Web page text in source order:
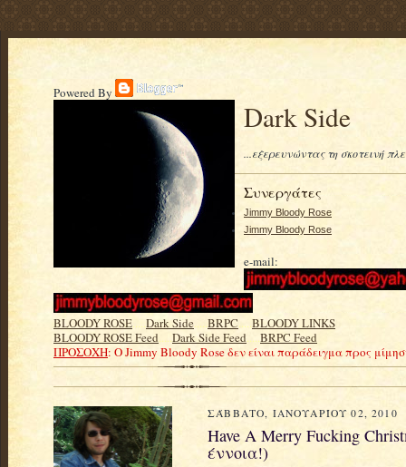
Powered By
Dark Side
...εξερευνώντας τη σκοτεινή
Συνεργάτες
Jimmy Bloody Rose
Jimmy Bloody Rose
e-mail:
BLOODY ROSE.....Dark Side.....BRPC.....BLOODY LINKS
BLOODY ROSE Feed.....Dark Side Feed.....BRPC Feed
ΠΡΟΣΟΧΗ: Ο Jimmy Bloody Rose δεν είναι παράδειγμα προς
ΣΆΒΒΑΤΟ, ΙΑΝΟΥΑΡΊΟΥ 02, 2010
Have A Merry Fucking
έννοια!)